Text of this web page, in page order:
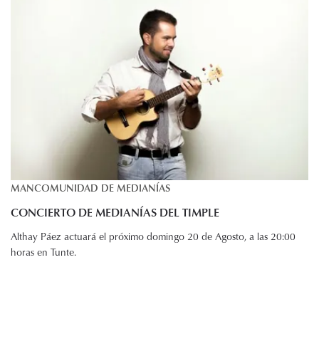
MANCOMUNIDAD DE MEDIANÍAS
CONCIERTO DE MEDIANÍAS DEL TIMPLE
Althay Páez actuará el próximo domingo 20 de Agosto, a las 20:00
horas en Tunte.